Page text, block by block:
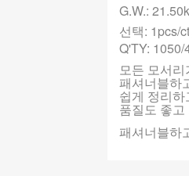
G.W.:
선택: 1pcs/
Q'TY: 1050/
모든 모서
패셔너블하
쉽게 정리
품질도 좋
패셔너블하